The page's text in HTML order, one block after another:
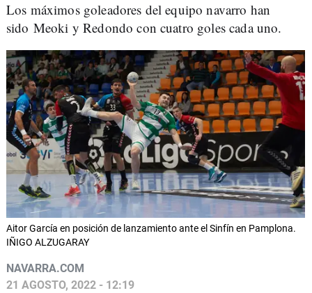
Los máximos goleadores del equipo navarro han
sido Meoki y Redondo con cuatro goles cada uno.
Aitor García en posición de lanzamiento ante el Sinfín en Pamplona.
IÑIGO ALZUGARAY
NAVARRA.COM
21 AGOSTO, 2022 - 12:19